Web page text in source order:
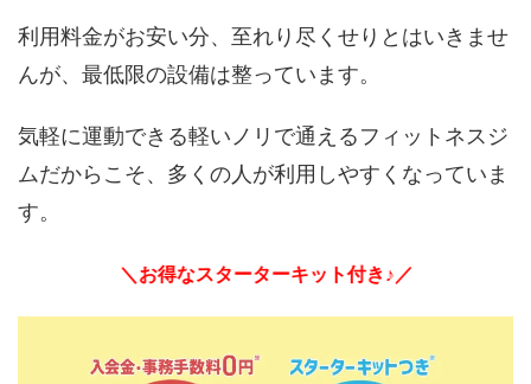
利用料金がお安い分、至れり尽くせりとはいきませ
んが、最低限の設備は整っています。
気軽に運動できる軽いノリで通えるフィットネスジ
ムだからこそ、多くの人が利用しやすくなっていま
す。
＼お得なスターターキット付き♪／